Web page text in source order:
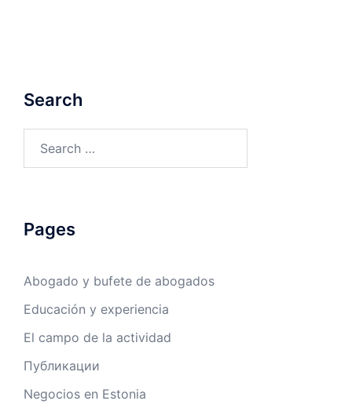
Search
Pages
Abogado y bufete de abogados
Educación y experiencia
El campo de la actividad
Публикации
Negocios en Estonia